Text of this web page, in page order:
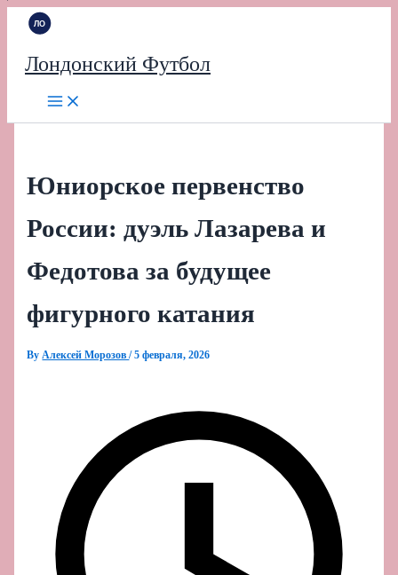
Лондонский Футбол
Юниорское первенство
России: дуэль Лазарева и
Федотова за будущее
фигурного катания
ByАлексей Морозов/5 февраля, 2026